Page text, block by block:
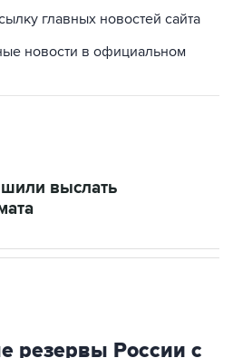
главных новостей сайта
новости в официальном
выслать
резервы России с